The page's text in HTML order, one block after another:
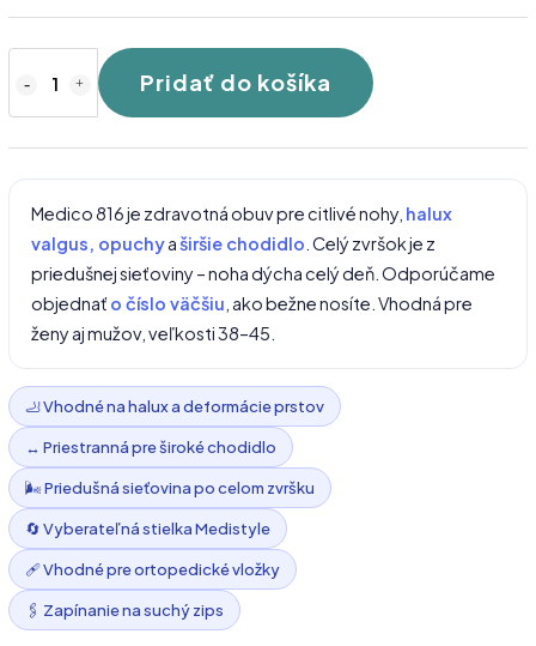
Pridať do košíka
Medico 816 je zdravotná obuv pre citlivé nohy, halux
valgus, opuchyaširšie chodidlo . Celý zvršok je z
priedušnej sieťoviny – noha dýcha celý deň. Odporúčame
objednať o číslo väčšiu , ako bežne nosíte. Vhodná pre
ženy aj mužov, veľkosti 38–45.
🦶 Vhodné na halux a deformácie prstov
↔️ Priestranná pre široké chodidlo
🌬️ Priedušná sieťovina po celom zvršku
🔄 Vyberateľná stielka Medistyle
🩹 Vhodné pre ortopedické vložky
🖇️ Zapínanie na suchý zips